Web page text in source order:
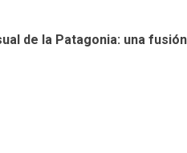
de la Patagonia: una